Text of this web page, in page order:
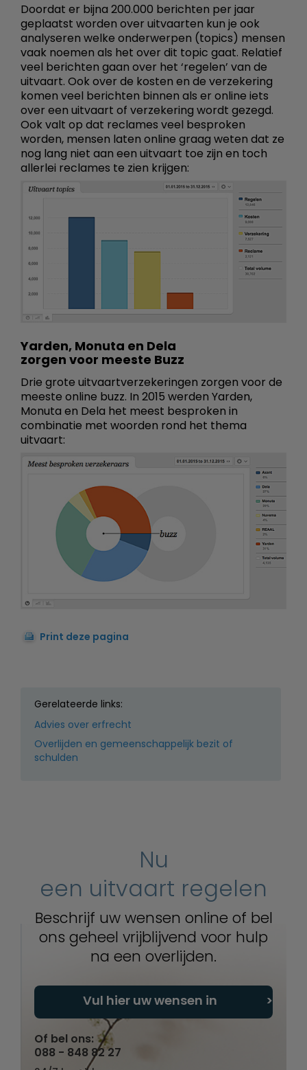
Doordat er bijna 200.000 berichten per jaar
geplaatst worden over uitvaarten kun je ook
analyseren welke onderwerpen (topics) mensen
vaak noemen als het over dit topic gaat. Relatief
veel berichten gaan over het ‘regelen’ van de
uitvaart. Ook over de kosten en de verzekering
komen veel berichten binnen als er online iets
over een uitvaart of verzekering wordt gezegd.
Ook valt op dat reclames veel besproken
worden, mensen laten online graag weten dat ze
nog lang niet aan een uitvaart toe zijn en toch
allerlei reclames te zien krijgen:
Yarden, Monuta en Dela
zorgen voor meeste Buzz
Drie grote uitvaartverzekeringen zorgen voor de
meeste online buzz. In 2015 werden Yarden,
Monuta en Dela het meest besproken in
combinatie met woorden rond het thema
uitvaart:
Print deze pagina
Gerelateerde links:
Advies over erfrecht
Overlijden en gemeenschappelijk bezit of
schulden
Nu
een uitvaart regelen
Beschrijf uw wensen online of bel
ons geheel vrijblijvend voor hulp
na een overlijden.
Vul hier uw wensen in
Of bel ons:
088 - 848 82 27